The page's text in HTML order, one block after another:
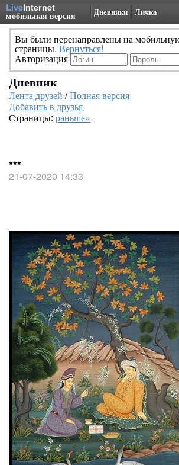
LiveInternet
мобильная версия Дневники Личка
Вы были перенаправлены на
страницы. Вернуться!
Авторизация
Дневник
Лента друзей /Полная версия
Добавить в друзья
Страницы: раньше»
***
21-07-2020 14:33